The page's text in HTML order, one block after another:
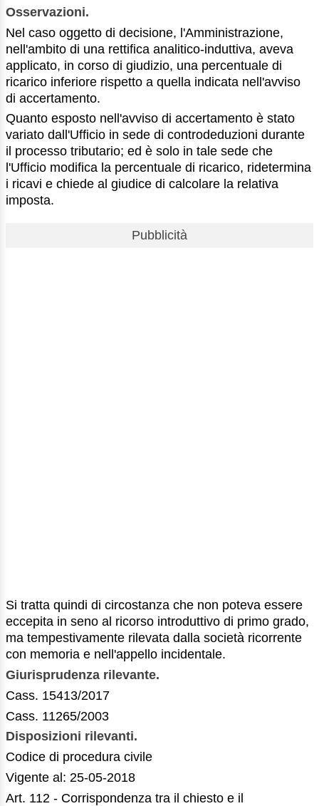
Osservazioni.
Nel caso oggetto di decisione, l'Amministrazione,
nell'ambito di una rettifica analitico-induttiva, aveva
applicato, in corso di giudizio, una percentuale di
ricarico inferiore rispetto a quella indicata nell'avviso
di accertamento.
Quanto esposto nell'avviso di accertamento è stato
variato dall'Ufficio in sede di controdeduzioni durante
il processo tributario; ed è solo in tale sede che
l'Ufficio modifica la percentuale di ricarico, ridetermina
i ricavi e chiede al giudice di calcolare la relativa
imposta.
Pubblicità
Si tratta quindi di circostanza che non poteva essere
eccepita in seno al ricorso introduttivo di primo grado,
ma tempestivamente rilevata dalla società ricorrente
con memoria e nell'appello incidentale.
Giurisprudenza rilevante.
Cass. 15413/2017
Cass. 11265/2003
Disposizioni rilevanti.
Codice di procedura civile
Vigente al: 25-05-2018
Art. 112 - Corrispondenza tra il chiesto e il